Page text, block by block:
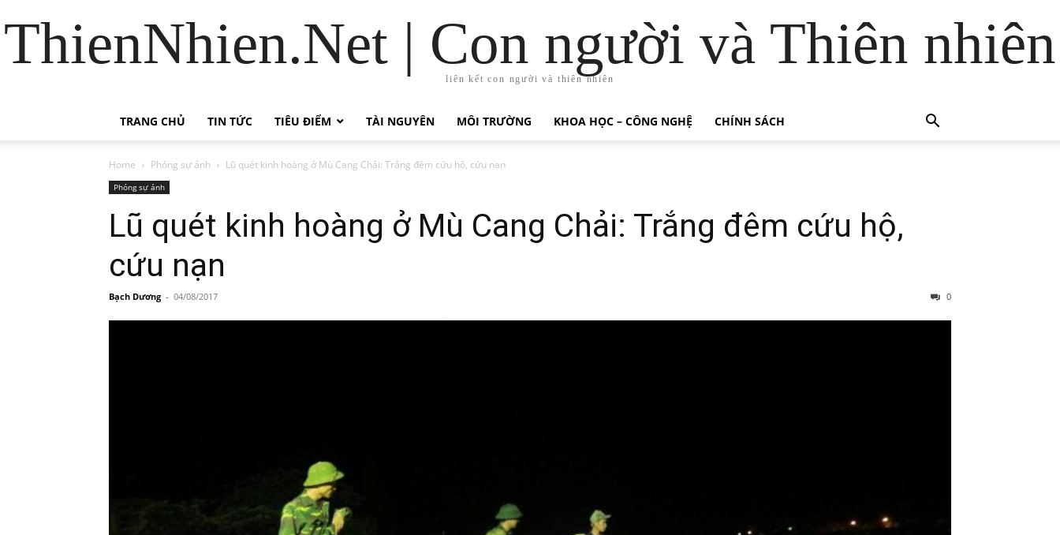
ThienNhien.Net | Con người và Thiên nhiên
liên kết con người và thiên nhiên
TRANG CHỦ TIN TỨC TIÊU ĐIỂM TÀI NGUYÊN MÔI TRƯỜNG KHOA HỌC – CÔNG NGHỆ CHÍNH SÁCH
Home Phóng sự ảnh Lũ quét kinh hoàng ở Mù Cang Chải: Trắng đêm cứu hộ, cứu nạn
Phóng sự ảnh
Lũ quét kinh hoàng ở Mù Cang Chải: Trắng đêm cứu hộ,
cứu nạn
Bạch Dương - 04/08/2017 0